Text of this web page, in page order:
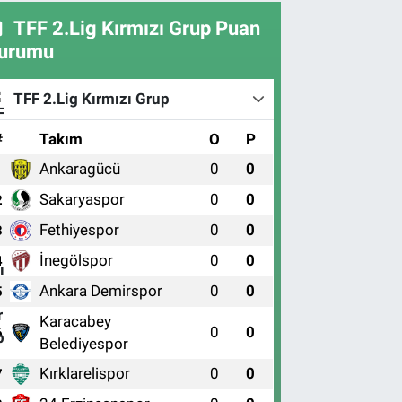
TFF 2.Lig Kırmızı Grup Puan
TFF 2.Lig Kırmızı Grup
Takım O P
Ankaragücü 0 0
Sakaryaspor 0 0
Fethiyespor 0 0
İnegölspor 0 0
Ankara Demirspor 0 0
Karacabey
Belediyespor
0 0
Kırklarelispor 0 0